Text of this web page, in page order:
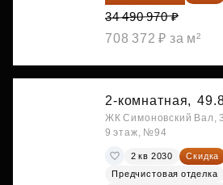
34 490 970 ₽
708 372 ₽ за м²
2-комнатная,
ЖК Симоновский Вал,
9 этаж, №94
2 кв 2030
Скидка
Предчистовая отделка